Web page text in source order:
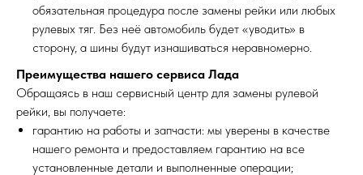
обязательная процедура после замены рейки или любых
рулевых тяг. Без неё автомобиль будет «уводить» в
сторону, а шины будут изнашиваться неравномерно.
Преимущества нашего сервиса Лада
Обращаясь в наш сервисный центр для замены рулевой
рейки, вы получаете:
гарантию на работы и запчасти: мы уверены в качестве
нашего ремонта и предоставляем гарантию на все
установленные детали и выполненные операции;